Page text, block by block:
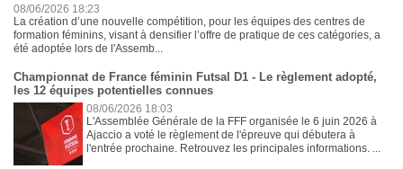
08/06/2026 18:23
La création d’une nouvelle compétition, pour les équipes des centres de
formation féminins, visant à densifier l’offre de pratique de ces catégories, a
été adoptée lors de l'Assemb...
Championnat de France féminin Futsal D1 - Le règlement adopté,
les 12 équipes potentielles connues
08/06/2026 18:03
L'Assemblée Générale de la FFF organisée le 6 juin 2026 à
Ajaccio a voté le règlement de l'épreuve qui débutera à
l'entrée prochaine. Retrouvez les principales informations. ...